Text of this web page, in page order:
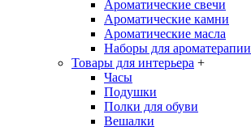
Ароматические свечи
Ароматические камни
Ароматические масла
Наборы для ароматерапии
Товары для интерьера +
Часы
Подушки
Полки для обуви
Вешалки